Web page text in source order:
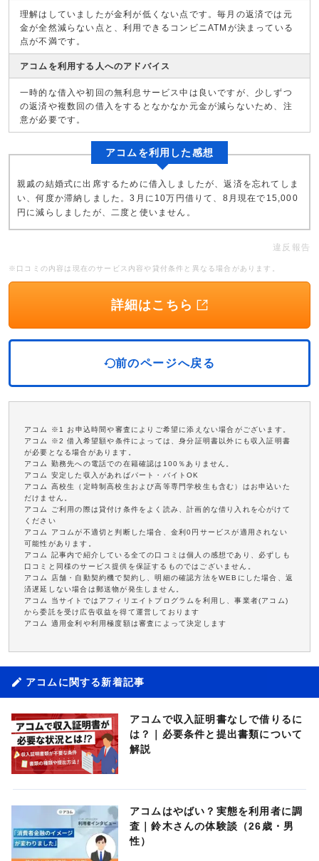
理解はしていましたが金利が低くない点です。毎月の返済では元
金が全然減らない点と、利用できるコンビニATMが決まっている
点が不満です。
アコムを利用する人へのアドバイス
一時的な借入や初回の無利息サービス中は良いですが、少しずつ
の返済や複数回の借入をするとなかなか元金が減らないため、注
意が必要です。
アコムを利用した感想
親戚の結婚式に出席するために借入しましたが、返済を忘れてしま
い、何度か滞納しました。3月に10万円借りて、8月現在で15,000
円に減らしましたが、二度と使いません。
違反報告
※口コミの内容は現在のサービス内容や貸付条件と異なる場合があります。
詳細はこちら
前のページへ戻る
アコム ※1 お申込時間や審査によりご希望に添えない場合がございます。
アコム ※2 借入希望額や条件によっては、身分証明書以外にも収入証明書
が必要となる場合があります。
アコム 勤務先への電話での在籍確認は100％ありません。
アコム 安定した収入があればパート・バイトOK
アコム 高校生（定時制高校生および高等専門学校生も含む）はお申込いた
だけません。
アコム ご利用の際は貸付け条件をよく読み、計画的な借り入れを心がけて
ください
アコム アコムが不適切と判断した場合、金利0円サービスが適用されない
可能性があります。
アコム 記事内で紹介している全ての口コミは個人の感想であり、必ずしも
口コミと同様のサービス提供を保証するものではございません。
アコム 店舗・自動契約機で契約し、明細の確認方法をWEBにした場合、返
済遅延しない場合は郵送物が発生しません。
アコム 当サイトではアフィリエイトプログラムを利用し、事業者(アコム)
から委託を受け広告収益を得て運営しております
アコム 適用金利や利用極度額は審査によって決定します
アコムに関する新着記事
アコムで収入証明書なしで借りるに
は？｜必要条件と提出書類について
解説
アコムはやばい？実態を利用者に調
査｜鈴木さんの体験談（26歳・男
性）